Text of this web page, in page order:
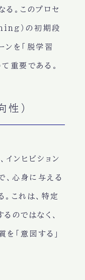
。このプロセ
）の初期段
ンを「脱学習
重要である。
性）
ンヒビション
、心身に与える
これは、特定
のではなく、
「意図する」